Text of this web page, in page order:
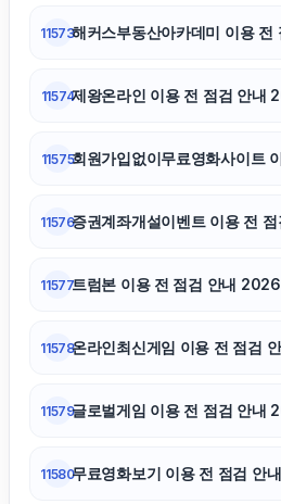
11573해커스부동산아카데미 이용
11574제왕온라인 이용 전 점검 안
11575회원가입없이무료영화사이
11576증권계좌개설이벤트 이용 전
11577트럼본 이용 전 점검 안내
11578온라인최신게임 이용 전 점검
11579글로벌게임 이용 전 점검 안
11580무료영화보기 이용 전 점검